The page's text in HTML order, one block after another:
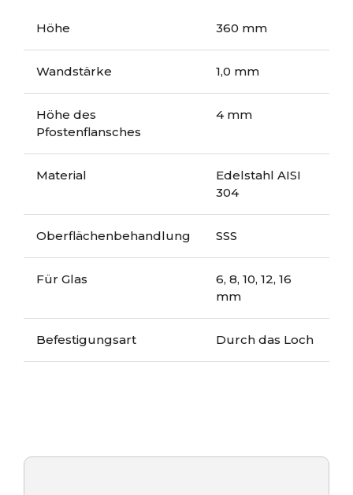
Höhe 360 mm
Wandstärke 1,0 mm
Höhe des
Pfostenflansches
4 mm
Material
Edelstahl AISI
304
Oberflächenbehandlung SSS
Für Glas
6, 8, 10, 12, 16
mm
Befestigungsart Durch das Loch